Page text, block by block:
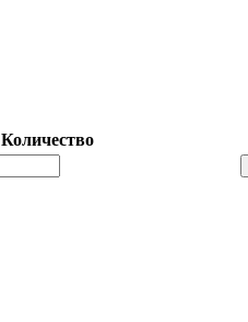
Количество